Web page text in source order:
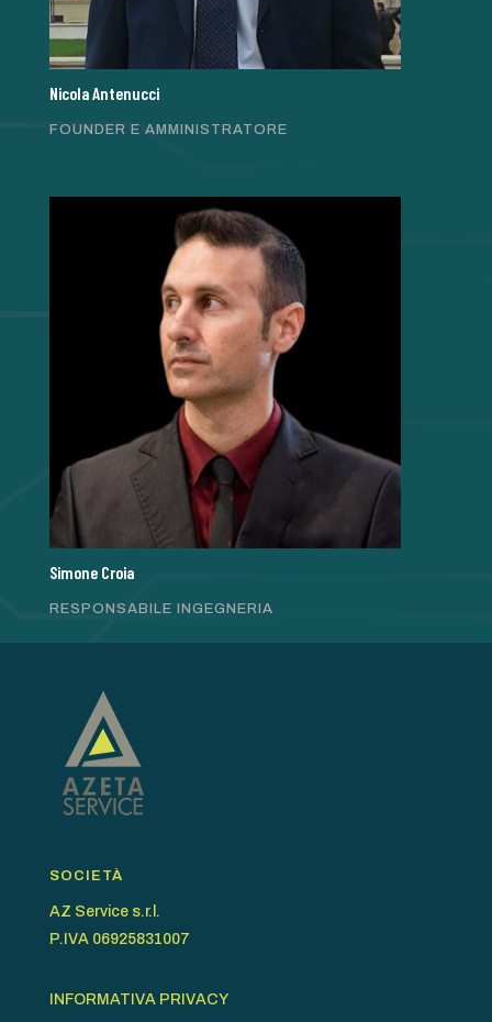
Nicola Antenucci
FOUNDER E AMMINISTRATORE
Simone Croia
RESPONSABILE INGEGNERIA
SOCIETÀ
AZ Service s.r.l.
P.IVA 06925831007
INFORMATIVA PRIVACY